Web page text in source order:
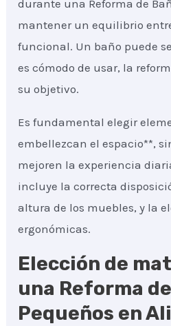
durante una Reforma de
mantener un equilibrio
funcional. Un baño puede
es cómodo de usar, la
su objetivo.
Es fundamental elegir
embellezcan el espacio**,
mejoren la experiencia
incluye la correcta
altura de los muebles, y la
ergonómicas.
Elección de
una Reforma
Pequeños en